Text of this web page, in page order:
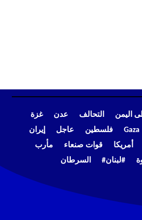
اليمن التحالف عدن
غزة
Gaza فلسطين عاجل
إيران
أمريكا قوات صنعاء
مأرب
#لبنان# السرطان